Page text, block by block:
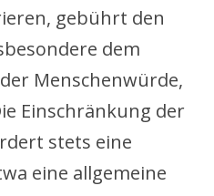
gebührt den
dem
Menschenwürde,
Einschränkung der
stets eine
eine allgemeine